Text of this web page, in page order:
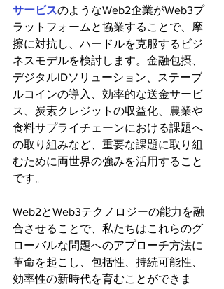
サービスのようなWeb2企業がWeb3プ
ラットフォームと協業することで、摩
擦に対抗し、ハードルを克服するビジ
ネスモデルを検討します。金融包摂、
デジタルIDソリューション、ステーブ
ルコインの導入、効率的な送金サービ
ス、炭素クレジットの収益化、農業や
食料サプライチェーンにおける課題へ
の取り組みなど、重要な課題に取り組
むために両世界の強みを活用すること
です。
Web2とWeb3テクノロジーの能力を融
合させることで、私たちはこれらのグ
ローバルな問題へのアプローチ方法に
革命を起こし、包括性、持続可能性、
効率性の新時代を育むことができま